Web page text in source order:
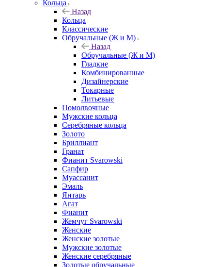
Кольца
Назад
Кольца
Классические
Обручальные (Ж и М)
Назад
Обручальные (Ж и М)
Гладкие
Комбинированные
Дизайнерские
Токарные
Литьевые
Помолвочные
Мужские кольца
Серебряные кольца
Золото
Бриллиант
Гранат
Фианит Svarowski
Сапфир
Муассанит
Эмаль
Янтарь
Агат
Фианит
Жемчуг Svarowski
Женские
Женские золотые
Мужские золотые
Женские серебряные
Золотые обручальные